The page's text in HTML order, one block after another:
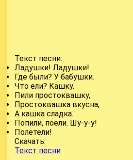
Текст песни:
Ладушки! Ладушки!
Где были? У бабушки.
Что ели? Кашку.
Пили простоквашку,
Простоквашка вкусна,
А кашка сладка.
Попили, поели. Шу-у-у!
Полетели!
Скачать:
Текст песни